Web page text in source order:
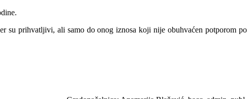
su prihvatljivi, ali samo do onog iznosa koji nije obuhvaćen potporom po